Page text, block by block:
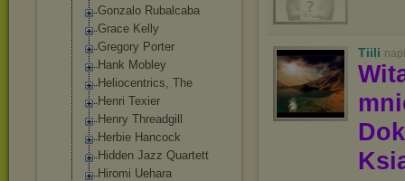
Gonzalo Rubalcaba
Grace Kelly
Gregory Porter
Hank Mobley
Heliocentrics, The
Henri Texier
Henry Threadgill
Herbie Hancock
Hidden Jazz Quartett
Hiromi Uehara
Tiili